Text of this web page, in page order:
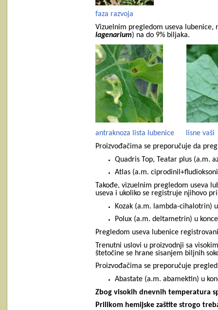
faza razvoja
Vizuelnim pregledom useva
lagenarium) na do 9% biljaka.
antraknoza lista lubenice
lisne vaši
Proizvođačima se preporučuje da
Quadris Top, Teatar plus (a.m.
Atlas (a.m.
Takođe, vizuelnim pregledom useva
useva i ukoliko se registruje njihovo
Kozak (a.m. lambda-cihalotrin)
Polux (a.m. deltametrin) u
Pregledom useva lubenice
Trenutni uslovi u proizvodnji sa
štetočine se hrane sisanjem biljnih
Proizvođačima se preporučuje
Abastate (a.m. abamektin) u
Zbog visokih dnevnih temperatura
Prilikom hemijske zaštite strogo